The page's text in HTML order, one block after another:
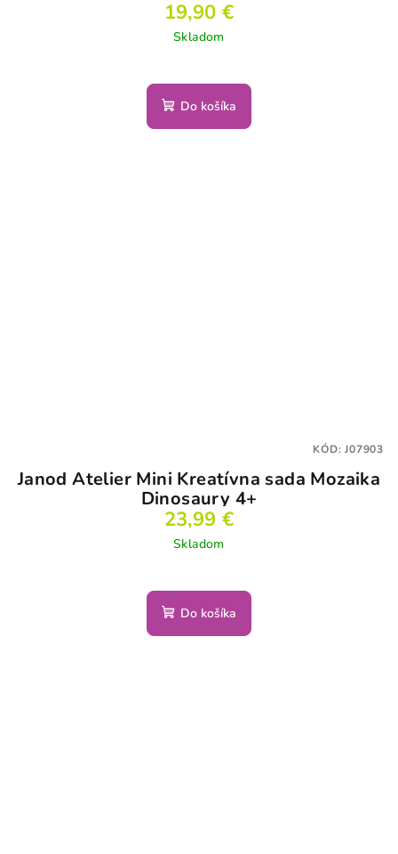
19,90 €
Skladom
Do košíka
Janod Atelier Mini Kreatívna sada Mozaika
Dinosaury 4+
23,99 €
Skladom
Do košíka
KÓD:J07903